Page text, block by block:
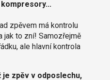
zpěvem má kontrolu
jak to zní! Samozřejmě
ale hlavní kontrola
zpěv v odposlechu,